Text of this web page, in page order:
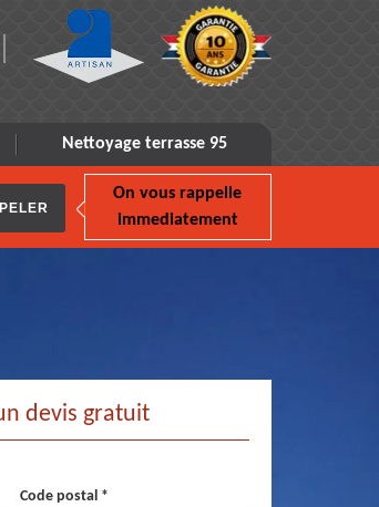
Nettoyage terrasse 95
On vous rappelle
immediatement
devis gratuit
Code postal *